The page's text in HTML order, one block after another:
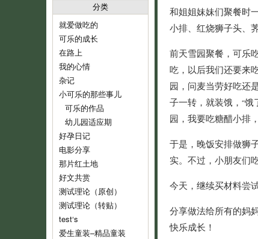
分类
就爱做吃的
可乐的成长
在路上
我的心情
杂记
小可乐的那些事儿
可乐的作品
幼儿园适应期
好孕日记
电影分享
那片红土地
好文共赏
测试理论（原创）
测试理论（转贴）
test‘s
爱生童装–精品童装
和姐姐妹妹们聚餐时
小排、红烧狮子头、
前天雪园聚餐，可乐
吃，以后我们还要来
园，问麦当劳好吃还
子一转，就装饿， “饿
园，我要吃糖醋小排
于是，晚饭安排做狮
实。不过，小朋友们
今天，继续买材料尝
分享做法给所有的妈
快乐成长！